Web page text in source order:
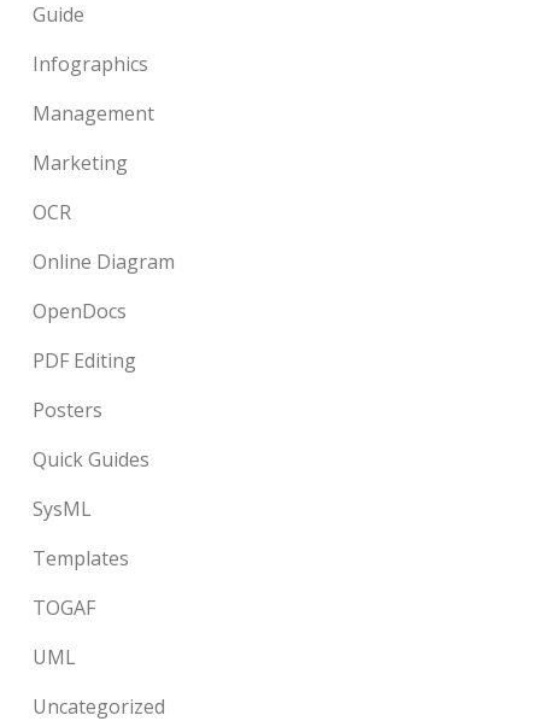
Guide
Infographics
Management
Marketing
OCR
Online Diagram
OpenDocs
PDF Editing
Posters
Quick Guides
SysML
Templates
TOGAF
UML
Uncategorized